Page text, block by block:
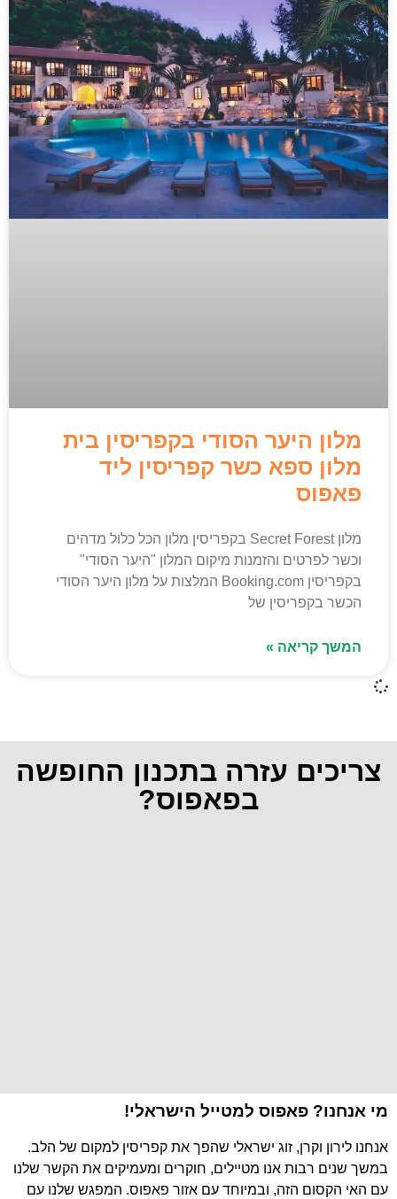
מלון היער הסודי בקפריסין בית
מלון ספא כשר קפריסין ליד
פאפוס
מלון Secret Forest בקפריסין מלון הכל כלול מדהים
וכשר לפרטים והזמנות מיקום המלון "היער הסודי"
בקפריסין Booking.com המלצות על מלון היער הסודי
הכשר בקפריסין של
המשך קריאה »
צריכים עזרה בתכנון החופשה
בפאפוס?
מי אנחנו? פאפוס למטייל הישראלי!
אנחנו לירון וקרן, זוג ישראלי שהפך את קפריסין למקום של הלב.
במשך שנים רבות אנו מטיילים, חוקרים ומעמיקים את הקשר שלנו
עם האי הקסום הזה, ובמיוחד עם אזור פאפוס. המפגש שלנו עם